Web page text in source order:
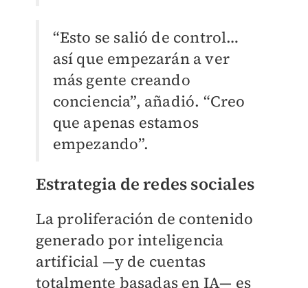
“Esto se salió de control…
así que empezarán a ver
más gente creando
conciencia”, añadió. “Creo
que apenas estamos
empezando”.
Estrategia de redes sociales
La proliferación de contenido
generado por inteligencia
artificial —y de cuentas
totalmente basadas en IA— es